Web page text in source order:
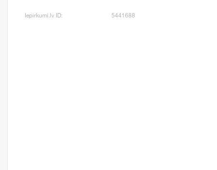
Iepirkumi.lv ID: 5441688